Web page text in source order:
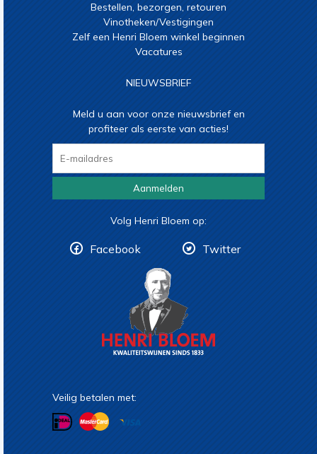
Bestellen, bezorgen, retouren
Vinotheken/Vestigingen
Zelf een Henri Bloem winkel beginnen
Vacatures
NIEUWSBRIEF
Meld u aan voor onze nieuwsbrief en
profiteer als eerste van acties!
Aanmelden
Volg Henri Bloem op:
Facebook Twitter
Veilig betalen met: